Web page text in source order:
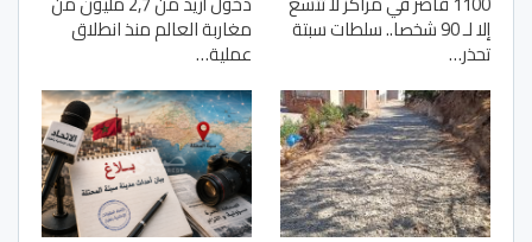
إلا لـ 90 شخصا.. سلطات سبتة
تحذر…
مغاربة العالم منذ انطلاق
عملية…